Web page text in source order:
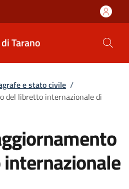
Tarano
e stato civile /
del libretto internazionale di